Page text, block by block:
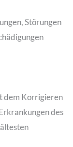
Störungen
dem Korrigieren
des